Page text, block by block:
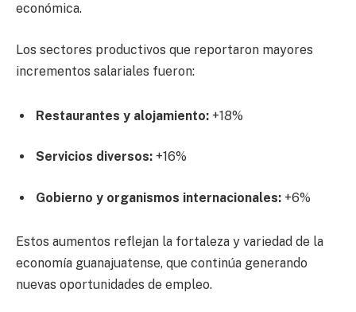
económica.
Los sectores productivos que reportaron mayores
incrementos salariales fueron:
Restaurantes y alojamiento: +18%
Servicios diversos: +16%
Gobierno y organismos internacionales: +6%
Estos aumentos reflejan la fortaleza y variedad de la
economía guanajuatense, que continúa generando
nuevas oportunidades de empleo.